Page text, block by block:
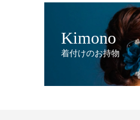
Kimono
着付けのお持物